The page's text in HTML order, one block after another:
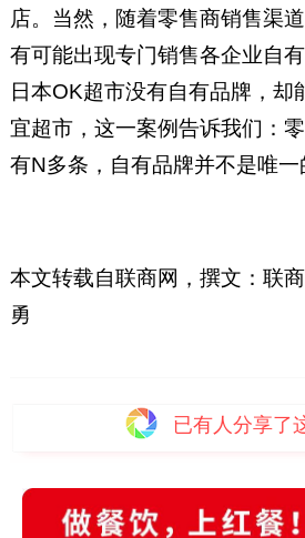
店。当然，随着零售商销售渠
有可能出现专门销售各企业自
日本OK超市没有自有品牌，却
宜超市，这一案例告诉我们：
有N多条，自有品牌并不是唯一
本文转载自联商网，撰文：联
勇
已有人分享了